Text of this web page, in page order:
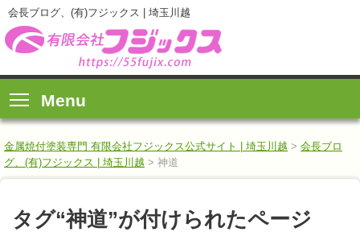
会長ブログ、(有)フジックス | 埼玉川越
Menu
金属焼付塗装専門 有限会社フジックス公式サイト | 埼玉川越 > 会長ブロ
グ、(有)フジックス | 埼玉川越 > 神道
タグ“神道”が付けられたページ